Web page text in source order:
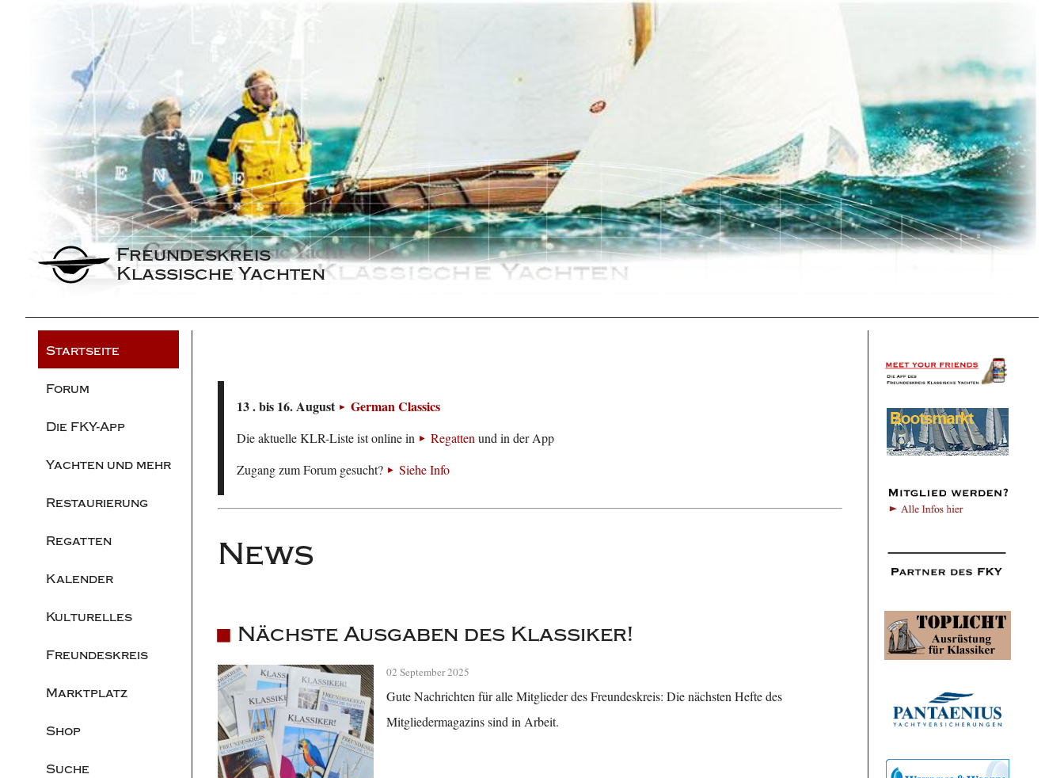
Freundeskreis
Klassische Yachten
Startseite
Forum
Die FKY-App
Yachten und mehr
Restaurierung
Regatten
Kalender
Kulturelles
Freundeskreis
Marktplatz
Shop
Suche
13 . bis 16. August German Classics
Die aktuelle KLR-Liste ist online in Regattenund in der App
Zugang zum Forum gesucht?
Siehe Info
News
Nächste Ausgaben des Klassiker!
02 September 2025
Gute Nachrichten für alle Mitglieder des Freundeskreis: Die nächsten Hefte des
Mitgliedermagazins sind in Arbeit.